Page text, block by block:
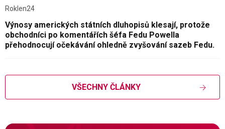
Roklen24
Výnosy amerických státních dluhopisů klesají, protože
obchodníci po komentářích šéfa Fedu Powella
přehodnocují očekávání ohledně zvyšování sazeb Fedu.
VŠECHNY ČLÁNKY